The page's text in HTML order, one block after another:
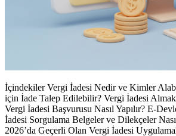
İçindekiler Vergi İadesi Nedir ve Kimler
için İade Talep Edilebilir? Vergi İadesi
Vergi İadesi Başvurusu Nasıl Yapılır? E-
İadesi Sorgulama Belgeler ve Dilekçeler
2026’da Geçerli Olan Vergi İadesi